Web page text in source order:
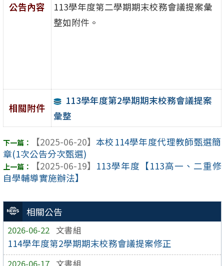
相關公告
2026-06-22 文書組
114學年度第2學期期末校務會議提案修正
2026-06-17 文書組
公告內容
113學年度第二學期期末校務會議提案彙
整如附件。
相關附件
113學年度第2學期期末校務會議提案
彙整
【2025-06-20】 本校114學年度代理教師甄選簡
章(1次公告分次甄選)
【2025-06-19】 113學年度【113高一、二重修
自學輔導實施辦法】